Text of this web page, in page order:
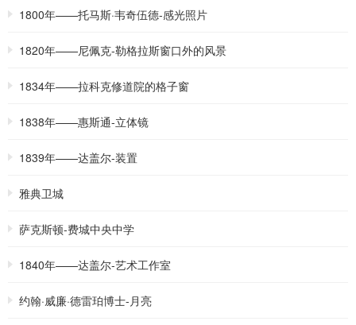
1800年——托马斯·韦奇伍德-感光照片
1820年——尼佩克-勒格拉斯窗口外的风景
1834年——拉科克修道院的格子窗
1838年——惠斯通-立体镜
1839年——达盖尔-装置
雅典卫城
萨克斯顿-费城中央中学
1840年——达盖尔-艺术工作室
约翰·威廉·德雷珀博士-月亮